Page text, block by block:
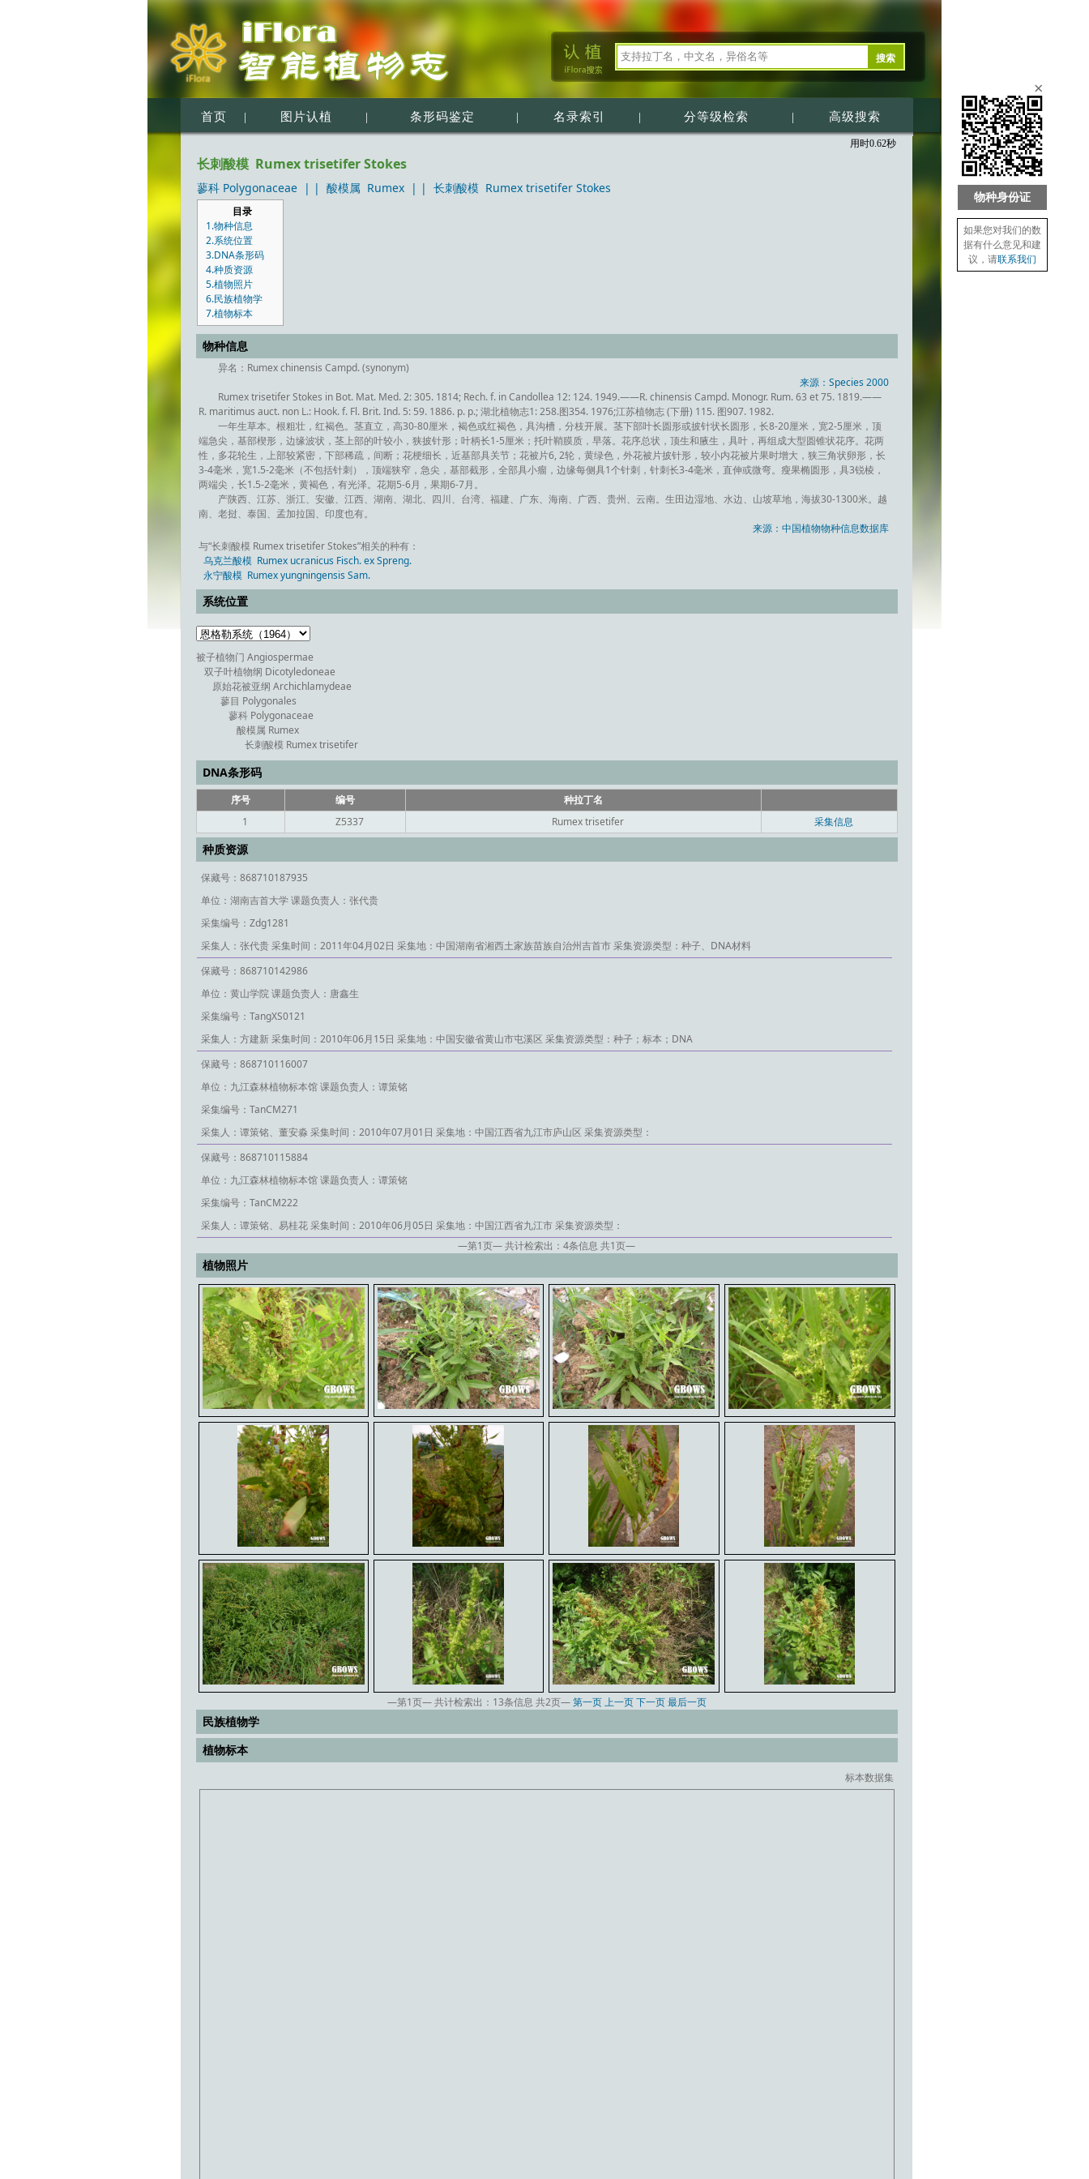
首页 | 图片认植 | 条形码鉴定 | 名录索引 | 分等级检索 | 高级搜索
用时0.62秒
长刺酸模 Rumex trisetifer Stokes
蓼科 Polygonaceae | | 酸模属 Rumex | | 长刺酸模 Rumex trisetifer Stokes
目录
1.物种信息
2.系统位置
3.DNA条形码
4.种质资源
5.植物照片
6.民族植物学
7.植物标本
物种信息
异名：Rumex chinensis Campd. (synonym)
来源：Species 2000
Rumex trisetifer Stokes in Bot. Mat. Med. 2: 305. 1814; Rech. f. in Candollea 12: 124. 1949.——R. chinensis Campd. Monogr. Rum. 63 et 75. 1819.——
R. maritimus auct. non L.: Hook. f. Fl. Brit. Ind. 5: 59. 1886. p. p.; 湖北植物志1: 258.图354. 1976;江苏植物志 (下册) 115. 图907. 1982.
一年生草本。根粗壮，红褐色。茎直立，高30-80厘米，褐色或红褐色，具沟槽，分枝开展。茎下部叶长圆形或披针状长圆形，长8-20厘米，宽2-5厘米，顶
端急尖，基部楔形，边缘波状，茎上部的叶较小，狭披针形；叶柄长1-5厘米；托叶鞘膜质，早落。花序总状，顶生和腋生，具叶，再组成大型圆锥状花序。花两
性，多花轮生，上部较紧密，下部稀疏，间断；花梗细长，近基部具关节；花被片6, 2轮，黄绿色，外花被片披针形，较小内花被片果时增大，狭三角状卵形，长
3-4毫米，宽1.5-2毫米（不包括针刺），顶端狭窄，急尖，基部截形，全部具小瘤，边缘每侧具1个针刺，针刺长3-4毫米，直伸或微弯。瘦果椭圆形，具3锐棱，
两端尖，长1.5-2毫米，黄褐色，有光泽。花期5-6月，果期6-7月。
产陕西、江苏、浙江、安徽、江西、湖南、湖北、四川、台湾、福建、广东、海南、广西、贵州、云南。生田边湿地、水边、山坡草地，海拔30-1300米。越
南、老挝、泰国、孟加拉国、印度也有。
来源：中国植物物种信息数据库
与“长刺酸模 Rumex trisetifer Stokes”相关的种有：
乌克兰酸模 Rumex ucranicus Fisch. ex Spreng.
永宁酸模 Rumex yungningensis Sam.
系统位置
被子植物门 Angiospermae
双子叶植物纲 Dicotyledoneae
原始花被亚纲 Archichlamydeae
蓼目 Polygonales
蓼科 Polygonaceae
酸模属 Rumex
长刺酸模 Rumex trisetifer
DNA条形码
序号 编号 种拉丁名
1 Z5337 Rumex trisetifer 采集信息
种质资源
保藏号：868710187935
单位：湖南吉首大学 课题负责人：张代贵
采集编号：Zdg1281
采集人：张代贵 采集时间：2011年04月02日 采集地：中国湖南省湘西土家族苗族自治州吉首市 采集资源类型：种子、DNA材料
保藏号：868710142986
单位：黄山学院 课题负责人：唐鑫生
采集编号：TangXS0121
采集人：方建新 采集时间：2010年06月15日 采集地：中国安徽省黄山市屯溪区 采集资源类型：种子；标本；DNA
保藏号：868710116007
单位：九江森林植物标本馆 课题负责人：谭策铭
采集编号：TanCM271
采集人：谭策铭、董安淼 采集时间：2010年07月01日 采集地：中国江西省九江市庐山区 采集资源类型：
保藏号：868710115884
单位：九江森林植物标本馆 课题负责人：谭策铭
采集编号：TanCM222
采集人：谭策铭、易桂花 采集时间：2010年06月05日 采集地：中国江西省九江市 采集资源类型：
—第1页— 共计检索出： 4条信息 共1页—
植物照片
—第1页— 共计检索出： 13条信息 共2页—第一页 上一页 下一页 最后一页
民族植物学
植物标本
标本数据集
×
物种身份证
如果您对我们的数
据有什么意见和建
议，请联系我们